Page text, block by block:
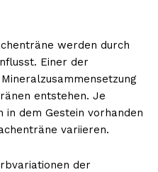
werden durch
Einer der
entstehen. Je
in dem Gestein vorhanden
variieren.
der